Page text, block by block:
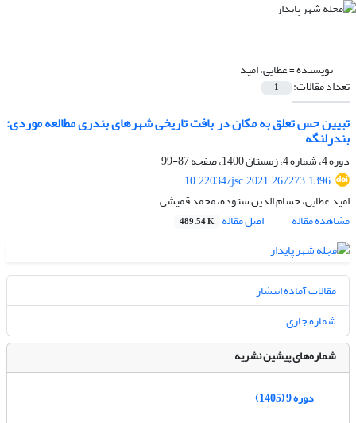
نویسنده =عطایی، امید
تعداد مقالات: 1
تبیین حس تعلق به مکان در بافت تاریخی شهرهای بندری مطالعه موردی:
بندرلنگه
دوره 4، شماره 4، زمستان 1400، صفحه
87-99
10.22034/jsc.2021.267273.1396
امید عطایی، حسام الدین ستوده، محمد قمیشی
مشاهده مقاله
اصل مقاله 489.54 K
مقالات آماده انتشار
شماره جاری
شماره‌های پیشین نشریه
دوره 9 (1405)